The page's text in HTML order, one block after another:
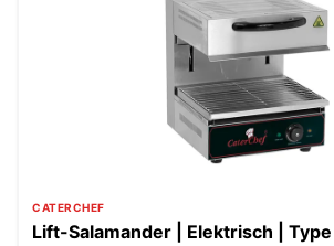
CATERCHEF
Lift-Salamander | Elektrisch |